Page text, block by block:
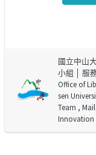
國立中山
小組 │ 服
Office of
sen
Team , Mail
Innovation